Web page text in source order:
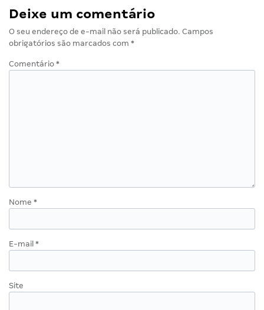
Deixe um comentário
O seu endereço de e-mail não será publicado. Campos
obrigatórios são marcados com *
Comentário *
Nome *
E-mail *
Site